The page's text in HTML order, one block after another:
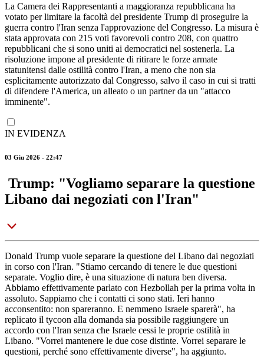
La Camera dei Rappresentanti a maggioranza repubblicana ha
votato per limitare la facoltà del presidente Trump di proseguire la
guerra contro l'Iran senza l'approvazione del Congresso. La misura è
stata approvata con 215 voti favorevoli contro 208, con quattro
repubblicani che si sono uniti ai democratici nel sostenerla. La
risoluzione impone al presidente di ritirare le forze armate
statunitensi dalle ostilità contro l'Iran, a meno che non sia
esplicitamente autorizzato dal Congresso, salvo il caso in cui si tratti
di difendere l'America, un alleato o un partner da un "attacco
imminente".
IN EVIDENZA
03 Giu 2026 - 22:47
Trump: "Vogliamo separare la questione
Libano dai negoziati con l'Iran"
Donald Trump vuole separare la questione del Libano dai negoziati
in corso con l'Iran. "Stiamo cercando di tenere le due questioni
separate. Voglio dire, è una situazione di natura ben diversa.
Abbiamo effettivamente parlato con Hezbollah per la prima volta in
assoluto. Sappiamo che i contatti ci sono stati. Ieri hanno
acconsentito: non spareranno. E nemmeno Israele sparerà", ha
replicato il tycoon alla domanda sia possibile raggiungere un
accordo con l'Iran senza che Israele cessi le proprie ostilità in
Libano. "Vorrei mantenere le due cose distinte. Vorrei separare le
questioni, perché sono effettivamente diverse", ha aggiunto.